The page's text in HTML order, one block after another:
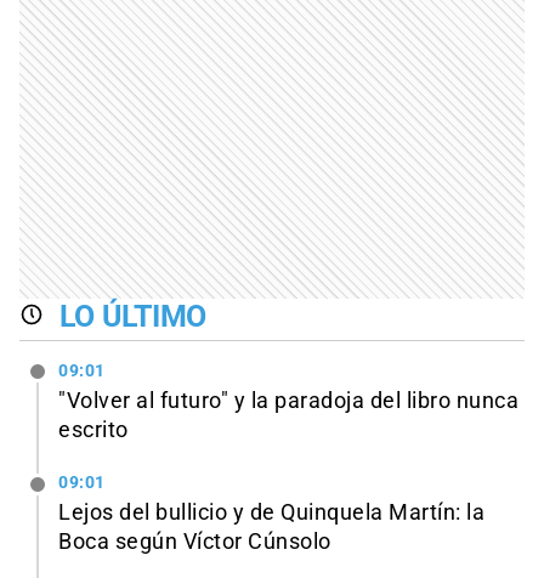
LO ÚLTIMO
09:01
"Volver al futuro" y la paradoja del libro nunca
escrito
09:01
Lejos del bullicio y de Quinquela Martín: la
Boca según Víctor Cúnsolo